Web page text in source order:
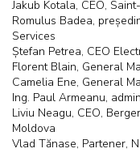
Jakub Kotala, CEO,
Romulus Badea,
Services
Ștefan Petrea, CEO
Florent Blain, General
Camelia Ene, General
Ing. Paul Armeanu,
Liviu Neagu, CEO,
Moldova
Vlad Tănase, Partener,